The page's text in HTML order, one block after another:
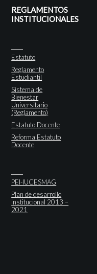
REGLAMENTOS
INSTITUCIONALES
Estatuto
Reglamento
Estudiantil
Sistema de
Bienestar
Universitario
(Reglamento)
Estatuto Docente
Reforma Estatuto
Docente
PEI-IUCESMAG
Plan de desarrollo
institucional 2013 –
2021